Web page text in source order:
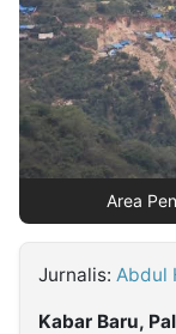
Insight
NTB
Suara
Time
Lens
IDN
Daily
Jogja
Jalan
Rakyat
Idealita
News
Kita
Notice
Dinamikapost.com
Radar
Baru
Seedbacklink
Follow
Kabarbaru
Area
Jurnalis: Abdul
Kabar Baru,